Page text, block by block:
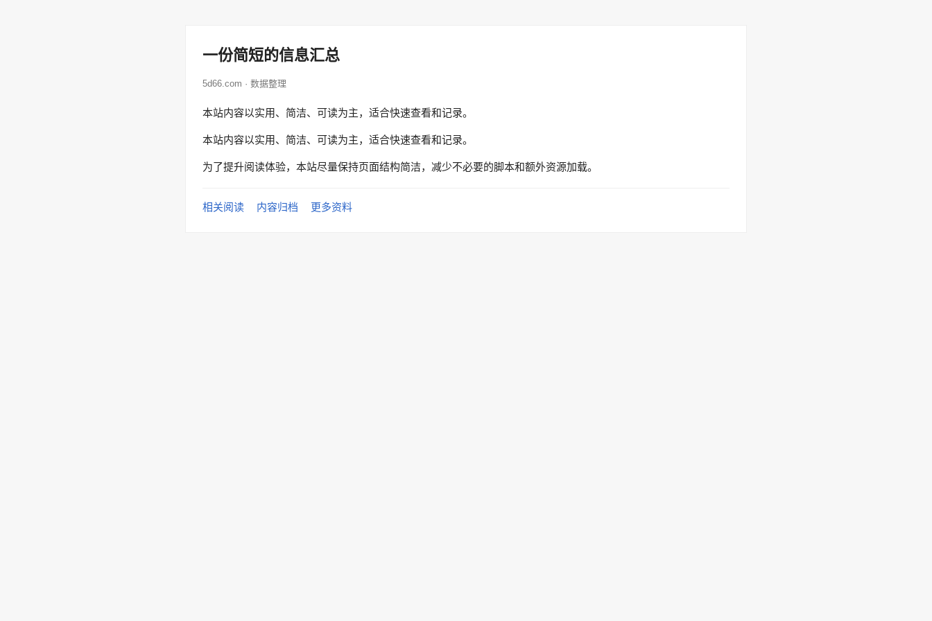
一份简短的信息汇总
5d66.com · 数据整理
本站内容以实用、简洁、可读为主，适合快速查看和记录。
本站内容以实用、简洁、可读为主，适合快速查看和记录。
为了提升阅读体验，本站尽量保持页面结构简洁，减少不必要的脚本和额外资源加载。
相关阅读 内容归档 更多资料